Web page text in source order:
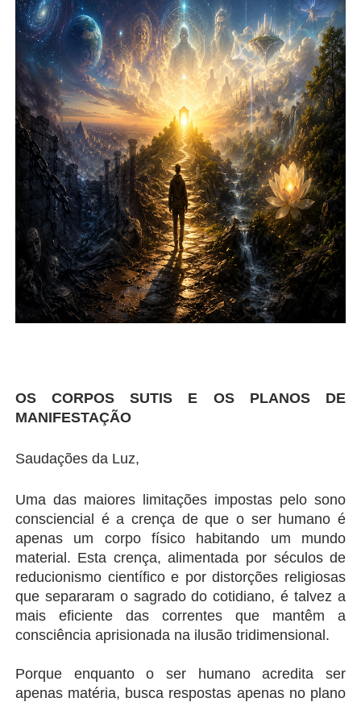
OS CORPOS SUTIS E OS PLANOS DE
MANIFESTAÇÃO
Saudações da Luz,
Uma das maiores limitações impostas pelo sono
consciencial é a crença de que o ser humano é
apenas um corpo físico habitando um mundo
material. Esta crença, alimentada por séculos de
reducionismo científico e por distorções religiosas
que separaram o sagrado do cotidiano, é talvez a
mais eficiente das correntes que mantêm a
consciência aprisionada na ilusão tridimensional.
Porque enquanto o ser humano acredita ser
apenas matéria, busca respostas apenas no plano